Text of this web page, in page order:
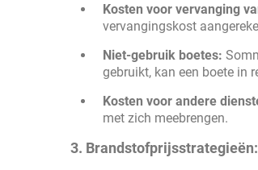
Kosten voor vervanging
vervangingskost
Niet-gebruik boetes:
gebruikt, kan een boete in
Kosten voor andere
met zich meebrengen.
3.